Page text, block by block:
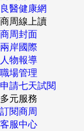
良醫健康網
商周線上讀
商周封面
兩岸國際
人物報導
職場管理
申請七天試閱
多元服務
訂閱商周
客服中心